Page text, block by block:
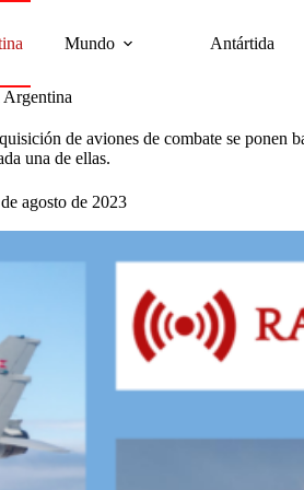
Mundo Antártida
Argentina
de aviones de combate se ponen
una de ellas.
agosto de 2023